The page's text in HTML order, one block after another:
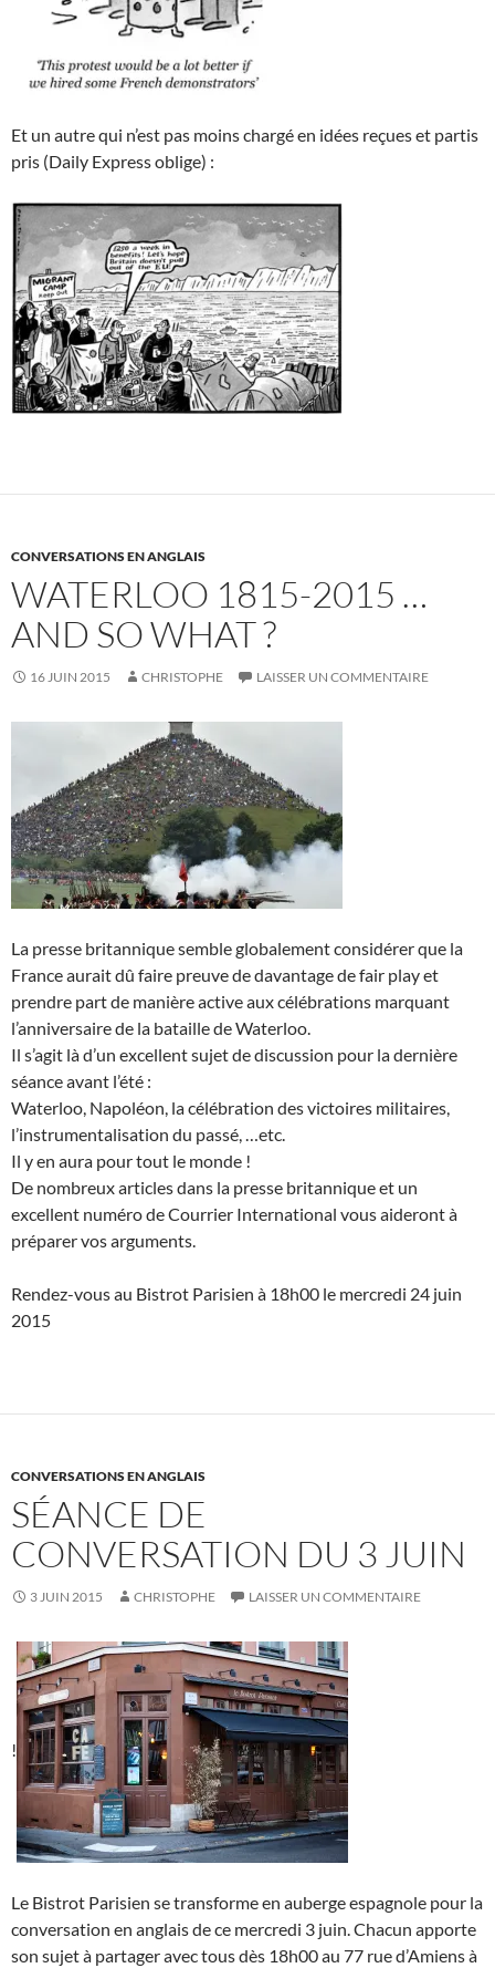
Et un autre qui n’est pas moins chargé en idées reçues et partis
pris (Daily Express oblige) :
CONVERSATIONS EN ANGLAIS
WATERLOO 1815-2015 …
AND SO WHAT ?
16 JUIN 2015 CHRISTOPHE LAISSER UN COMMENTAIRE
La presse britannique semble globalement considérer que la
France aurait dû faire preuve de davantage de fair play et
prendre part de manière active aux célébrations marquant
l’anniversaire de la bataille de Waterloo.
Il s’agit là d’un excellent sujet de discussion pour la dernière
séance avant l’été :
Waterloo, Napoléon, la célébration des victoires militaires,
l’instrumentalisation du passé, …etc.
Il y en aura pour tout le monde !
De nombreux articles dans la presse britannique et un
excellent numéro de Courrier International vous aideront à
préparer vos arguments.
Rendez-vous au Bistrot Parisien à 18h00 le mercredi 24 juin
2015
CONVERSATIONS EN ANGLAIS
SÉANCE DE
CONVERSATION DU 3 JUIN
3 JUIN 2015 CHRISTOPHE LAISSER UN COMMENTAIRE
!
Le Bistrot Parisien se transforme en auberge espagnole pour la
conversation en anglais de ce mercredi 3 juin. Chacun apporte
son sujet à partager avec tous dès 18h00 au 77 rue d’Amiens à